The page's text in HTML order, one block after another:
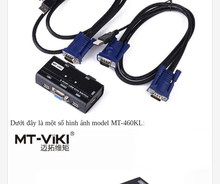
Dưới đây là một số hình ảnh model MT-460KL: